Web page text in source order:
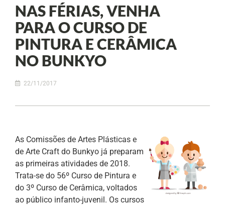
NAS FÉRIAS, VENHA
PARA O CURSO DE
PINTURA E CERÂMICA
NO BUNKYO
22/11/2017
As Comissões de Artes Plásticas e
de Arte Craft do Bunkyo já preparam
as primeiras atividades de 2018.
Trata-se do 56º Curso de Pintura e
do 3º Curso de Cerâmica, voltados
ao público infanto-juvenil. Os cursos